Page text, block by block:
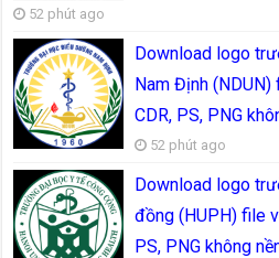
52 phút ago
Download logo
Nam Định (NDUN)
CDR, PS, PNG
52 phút ago
Download logo
đồng (HUPH) file
PS, PNG không